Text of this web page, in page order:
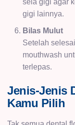
sela gigi agar
gigi lainnya.
Bilas Mulut
Setelah
mouthwash
terlepas.
Jenis-Jenis
Kamu Pilih